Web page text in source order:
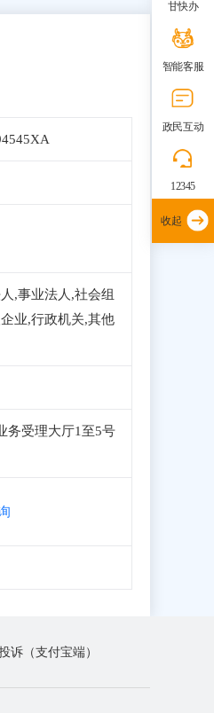
,事业法人,社会组
业,行政机关,其他
务受理大厅1至5号
诉（支付宝端）
甘快办
智能客服
政民互动
12345
收起